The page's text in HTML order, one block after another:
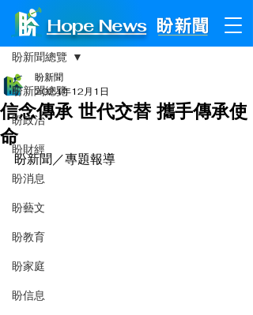
Hope News
文章
盼新聞總覽
盼政治
盼財經
盼消息
盼藝文
盼教育
盼家庭
盼信息
盼新聞總覽
信念傳承 世代交替 攜手傳承使
命
盼新聞
2024年12月1日
盼新聞／專題報導